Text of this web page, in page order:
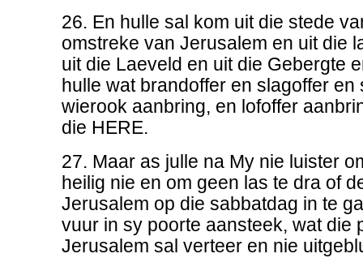
26. En hulle sal kom uit die stede
omstreke van Jerusalem en uit die
uit die Laeveld en uit die Gebergte
hulle wat brandoffer en slagoffer en
wierook aanbring, en lofoffer
die HERE.
27. Maar as julle na My nie luister
heilig nie en om geen las te dra of
Jerusalem op die sabbatdag in te
vuur in sy poorte aansteek, wat die
Jerusalem sal verteer en nie